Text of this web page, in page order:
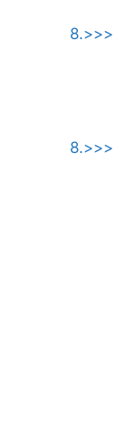
8.>>>
8.>>>